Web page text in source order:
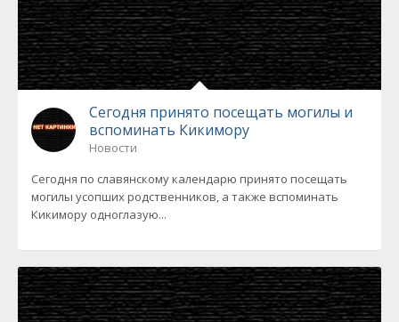
Сегодня принято посещать могилы и
вспоминать Кикимору
Новости
Сегодня по славянскому календарю принято посещать
могилы усопших родственников, а также вспоминать
Кикимору одноглазую...